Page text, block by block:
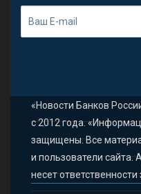
«Новости Банков
с 2012 года.
защищены. Все
и пользователи сайта.
несет